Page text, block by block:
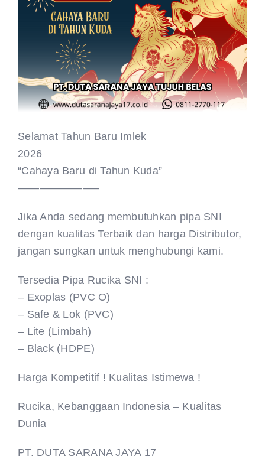
CONTACT US
Selamat Tahun Baru Imlek
2026
“Cahaya Baru di Tahun Kuda”
———————–
Jika Anda sedang membutuhkan pipa SNI
dengan kualitas Terbaik dan harga Distributor,
jangan sungkan untuk menghubungi kami.
Tersedia Pipa Rucika SNI :
– Exoplas (PVC O)
– Safe & Lok (PVC)
– Lite (Limbah)
– Black (HDPE)
Harga Kompetitif ! Kualitas Istimewa !
Rucika, Kebanggaan Indonesia – Kualitas
Dunia
PT. DUTA SARANA JAYA 17